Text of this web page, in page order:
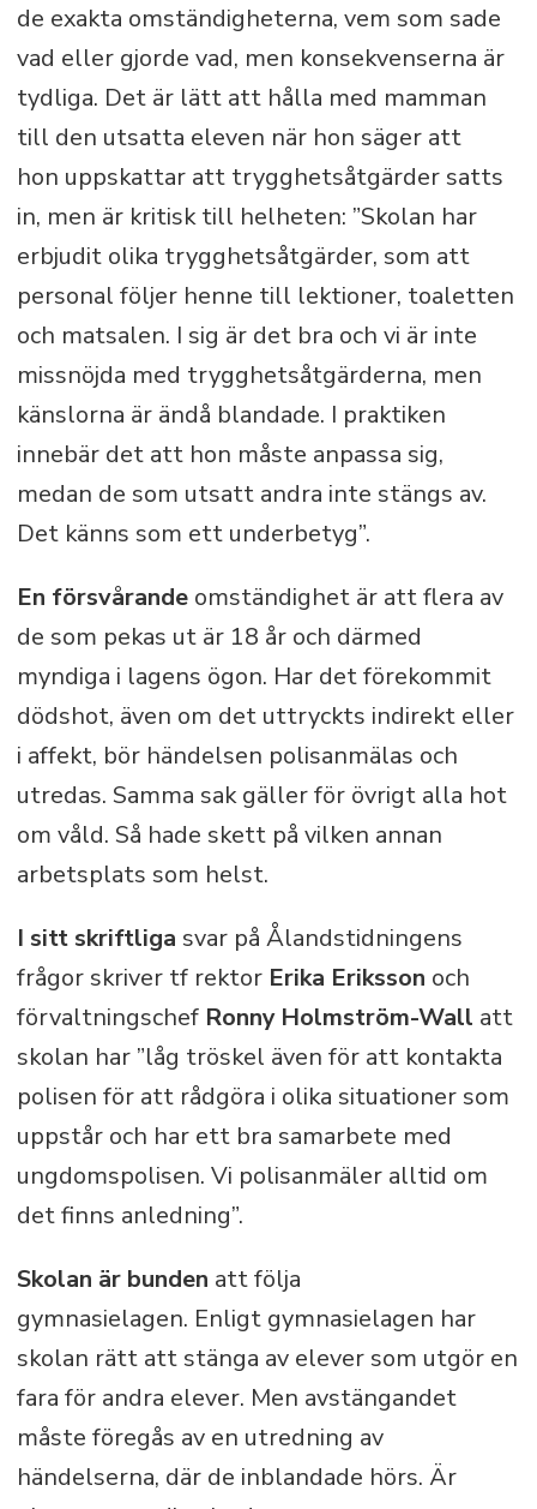
de exakta omständigheterna, vem som sade
vad eller gjorde vad, men konsekvenserna är
tydliga. Det är lätt att hålla med mamman
till den utsatta eleven när hon säger att
hon uppskattar att trygghetsåtgärder satts
in, men är kritisk till helheten: ”Skolan har
erbjudit olika trygghetsåtgärder, som att
personal följer henne till lektioner, toaletten
och matsalen. I sig är det bra och vi är inte
missnöjda med trygghetsåtgärderna, men
känslorna är ändå blandade. I praktiken
innebär det att hon måste anpassa sig,
medan de som utsatt andra inte stängs av.
Det känns som ett underbetyg”.
En försvårandeomständighet är att flera av
de som pekas ut är 18 år och därmed
myndiga i lagens ögon. Har det förekommit
dödshot, även om det uttryckts indirekt eller
i affekt, bör händelsen polisanmälas och
utredas. Samma sak gäller för övrigt alla hot
om våld. Så hade skett på vilken annan
arbetsplats som helst.
I sitt skriftliga svar på Ålandstidningens
frågor skriver tf rektor Erika Eriksson och
förvaltningschef Ronny Holmström-Wall att
skolan har ”låg tröskel även för att kontakta
polisen för att rådgöra i olika situationer som
uppstår och har ett bra samarbete med
ungdomspolisen. Vi polisanmäler alltid om
det finns anledning”.
Skolan är bunden att följa
gymnasielagen. Enligt gymnasielagen har
skolan rätt att stänga av elever som utgör en
fara för andra elever. Men avstängandet
måste föregås av en utredning av
händelserna, där de inblandade hörs. Är